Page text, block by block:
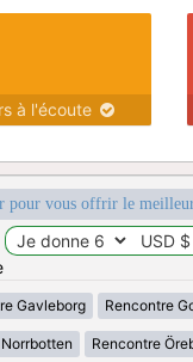
à l'écoute
pour vous offrir le
Gavleborg Rencontre
Rencontre